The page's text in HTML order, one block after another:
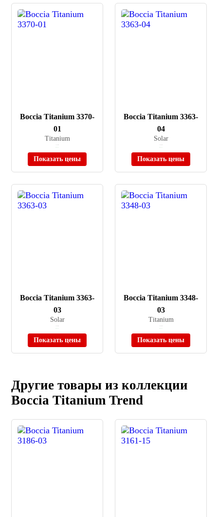
Boccia Titanium 3370-
01
Titanium
Показать цены
Boccia Titanium 3363-
04
Solar
Показать цены
Boccia Titanium 3363-
03
Solar
Показать цены
Boccia Titanium 3348-
03
Titanium
Показать цены
Другие товары из коллекции
Boccia Titanium Trend